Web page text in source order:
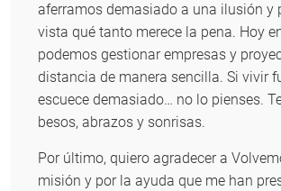
aferramos demasiado a una ilusión y
vista qué tanto merece la pena. Hoy
podemos gestionar empresas y
distancia de manera sencilla. Si vivir
escuece demasiado… no lo pienses.
besos, abrazos y sonrisas.
Por último, quiero agradecer a
misión y por la ayuda que me han